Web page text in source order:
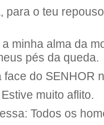
para o teu
minha alma da
pés da queda.
face do SENHOR
muito aflito.
Todos os